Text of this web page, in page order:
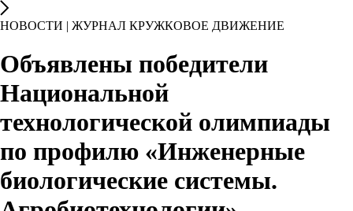
НОВОСТИ | ЖУРНАЛ КРУЖКОВОЕ ДВИЖЕНИЕ
Объявлены победители
Национальной
технологической олимпиады
по профилю «Инженерные
биологические системы.